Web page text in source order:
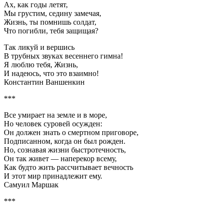
Ах, как годы летят,
Мы грустим, седину замечая,
Жизнь, ты помнишь солдат,
Что погибли, тебя защищая?
Так ликуй и вершись
В трубных звуках весеннего гимна!
Я люблю тебя, Жизнь,
И надеюсь, что это взаимно!
Константин Ваншенкин
***
Все умирает на земле и в море,
Но человек суровей осужден:
Он должен знать о смертном приговоре,
Подписанном, когда он был рожден.
Но, сознавая жизни быстротечность,
Он так живет — наперекор всему,
Как будто жить рассчитывает вечность
И этот мир принадлежит ему.
Самуил Маршак
***